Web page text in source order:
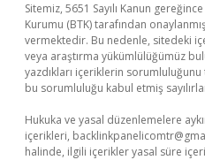
Sitemiz, 5651 Sayılı Kanun
Kurumu (BTK) tarafından
vermektedir. Bu nedenle, sitedeki
veya araştırma yükümlülüğümüz
yazdıkları içeriklerin
bu sorumluluğu kabul etmiş
Hukuka ve yasal düzenlemelere
içerikleri,
halinde, ilgili içerikler yasal süre